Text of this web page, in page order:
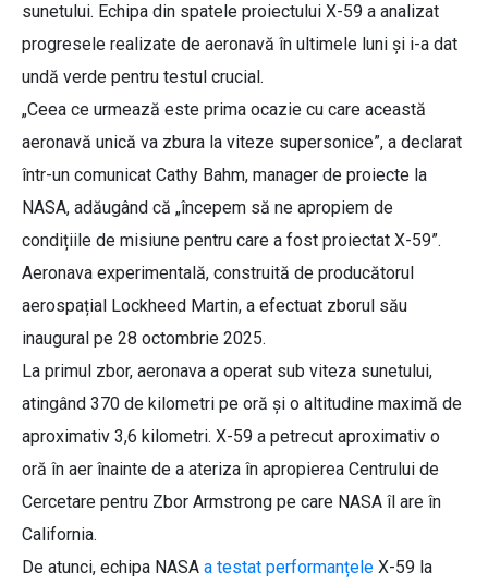
sunetului. Echipa din spatele proiectului X-59 a analizat
progresele realizate de aeronavă în ultimele luni și i-a dat
undă verde pentru testul crucial.
„Ceea ce urmează este prima ocazie cu care această
aeronavă unică va zbura la viteze supersonice”, a declarat
într-un comunicat Cathy Bahm, manager de proiecte la
NASA, adăugând că „începem să ne apropiem de
condițiile de misiune pentru care a fost proiectat X-59”.
Aeronava experimentală, construită de producătorul
aerospațial Lockheed Martin, a efectuat zborul său
inaugural pe 28 octombrie 2025.
La primul zbor, aeronava a operat sub viteza sunetului,
atingând 370 de kilometri pe oră și o altitudine maximă de
aproximativ 3,6 kilometri. X-59 a petrecut aproximativ o
oră în aer înainte de a ateriza în apropierea Centrului de
Cercetare pentru Zbor Armstrong pe care NASA îl are în
California.
De atunci, echipa NASA a testat performanțele X-59 la